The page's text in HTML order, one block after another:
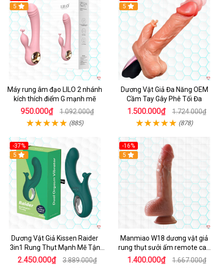
Hot
5
Máy rung âm đạo LILO 2 nhánh
kích thích điểm G mạnh mẽ
950.000₫ 1.092.000₫
(885)
Hot
5
Dương Vật Giả Đa Năng OEM
Cầm Tay Gây Phê Tối Đa
1.500.000₫ 1.724.000₫
(878)
-37%
Hot
5
Dương Vật Giả Kissen Raider
3in1 Rung Thụt Mạnh Mẽ Tận
Hưởng
2.450.000₫ 3.889.000₫
-16%
Hot
5
Manmiao W18 dương vật giả
rung thụt sưởi ấm remote cao
cấp
1.400.000₫ 1.667.000₫